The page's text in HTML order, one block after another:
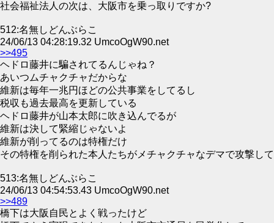
社会福祉法人の次は、大阪市を乗っ取りですか?
512:名無しどんぶらこ
24/06/13 04:28:19.32 UmcoOgW90.net
>>495
ヘドロ藤井に騙されてるんじゃね？
あいつムチャクチャだからな
維新は毎年一兆円ほどの公共事業をしてるし
税収も過去最高を更新している
ヘドロ藤井が山本太郎に吹き込んでるが
維新は決して緊縮じゃないよ
維新が削ってるのは特権だけ
その特権を削られた本人たちがメチャクチャなデマで攻撃し
513:名無しどんぶらこ
24/06/13 04:54:53.43 UmcoOgW90.net
>>489
橋下は大阪自民とよく戦ったけど